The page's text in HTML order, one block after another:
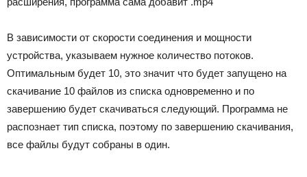
В зависимости от скорости соединения и мощности
устройства, указываем нужное количество потоков.
Оптимальным будет 10, это значит что будет запущено на
скачивание 10 файлов из списка одновременно и по
завершению будет скачиваться следующий. Программа не
распознает тип списка, поэтому по завершению скачивания,
все файлы будут собраны в один.